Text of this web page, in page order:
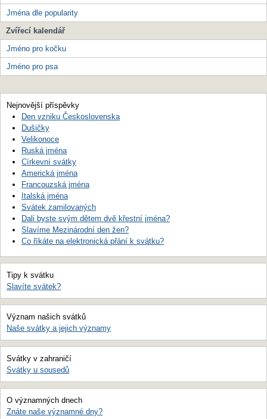
Jména dle popularity
Zvířecí kalendář
Jméno pro kočku
Jméno pro psa
Nejnovější příspěvky
Den vzniku Československa
Dušičky
Velikonoce
Ruská jména
Církevní svátky
Americká jména
Francouzská jména
Italská jména
Svátek zamilovaných
Dali byste svým dětem dvě křestní jména?
Slavíme Mezinárodní den žen?
Co říkáte na elektronická přání k svátku?
Tipy k svátku
Slavíte svátek?
Význam našich svátků
Naše svátky a jejich významy
Svátky v zahraničí
Svátky u sousedů
O významných dnech
Znáte naše významné dny?